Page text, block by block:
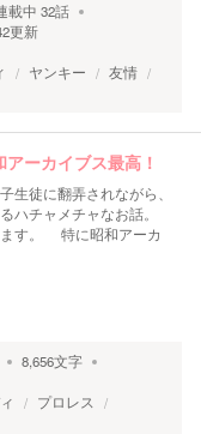
載中 32話
更新
ヤンキー
友情
ーカイブス最高！
生徒に翻弄されながら、
ハチャメチャなお話。
ます。 特に昭和アーカ
8,656文字
プロレス